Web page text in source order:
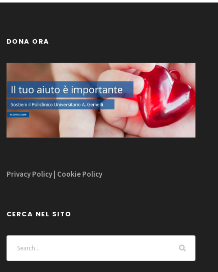
DONA ORA
Privacy Policy| Cookie Policy
CERCA NEL SITO